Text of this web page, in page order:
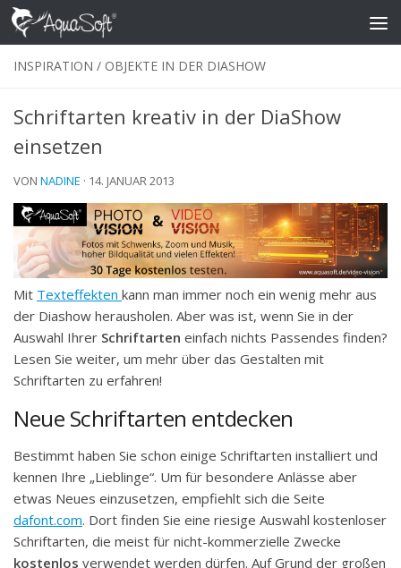
Skip to content
INSPIRATION / OBJEKTE IN DER DIASHOW
Schriftarten kreativ in der DiaShow
einsetzen
VON NADINE · 14. JANUAR 2013
Mit Texteffekten kann man immer noch ein wenig mehr aus
der Diashow herausholen. Aber was ist, wenn Sie in der
Auswahl Ihrer Schriftarten einfach nichts Passendes finden?
Lesen Sie weiter, um mehr über das Gestalten mit
Schriftarten zu erfahren!
Neue Schriftarten entdecken
Bestimmt haben Sie schon einige Schriftarten installiert und
kennen Ihre „Lieblinge“. Um für besondere Anlässe aber
etwas Neues einzusetzen, empfiehlt sich die Seite
dafont.com. Dort finden Sie eine riesige Auswahl kostenloser
Schriftarten, die meist für nicht-kommerzielle Zwecke
kostenlos verwendet werden dürfen. Auf Grund der großen